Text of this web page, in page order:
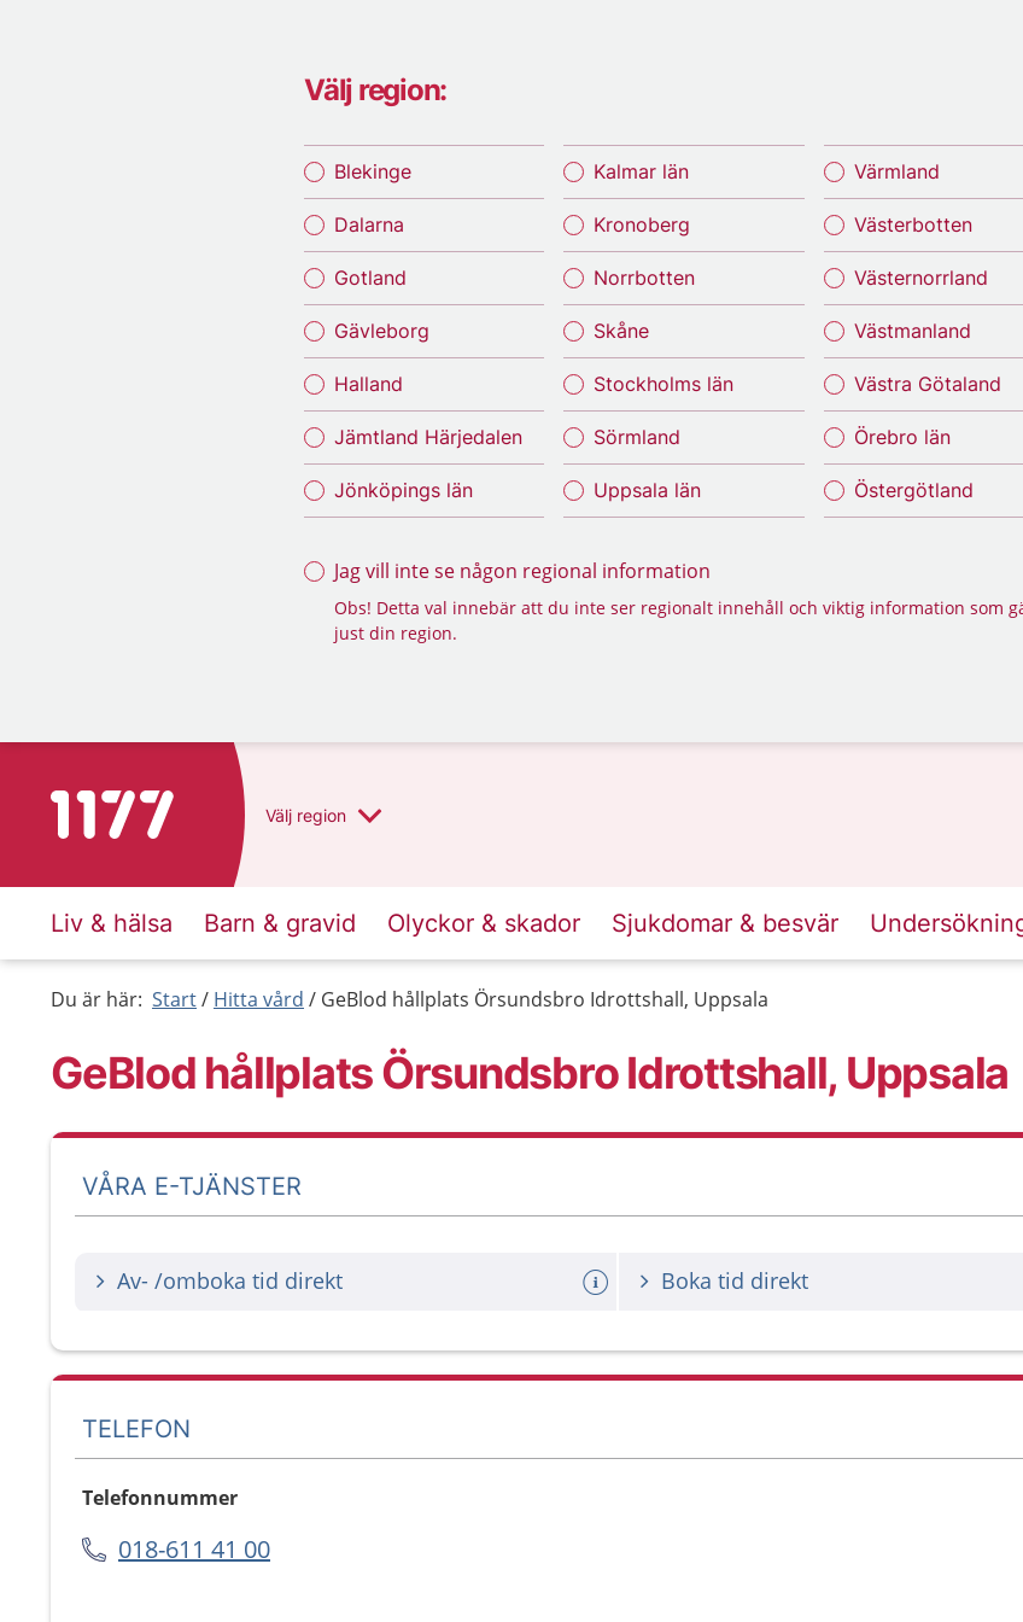
Välj region:
Blekinge
Dalarna
Gotland
Gävleborg
Halland
Jämtland Härjedalen
Jönköpings län
Kalmar län
Kronoberg
Norrbotten
Skåne
Stockholms län
Sörmland
Uppsala län
Värmland
Västerbotten
Västernorrland
Västmanland
Västra Götaland
Örebro län
Östergötland
Jag vill inte se någon regional information
Obs! Detta val innebär att du inte ser regionalt innehåll och viktig information som
just din region.
Till startsidan för 1177 Välj region
Liv & hälsa Barn & gravid Olyckor & skador Sjukdomar & besvär
Du är här: Start Hitta vård GeBlod hållplats Örsundsbro Idrottshall, Uppsala
GeBlod hållplats Örsundsbro Idrottshall, Uppsala
VÅRA E-TJÄNSTER
Av- /omboka tid direkt Boka tid direkt
TELEFON
Telefonnummer
018-611 41 00